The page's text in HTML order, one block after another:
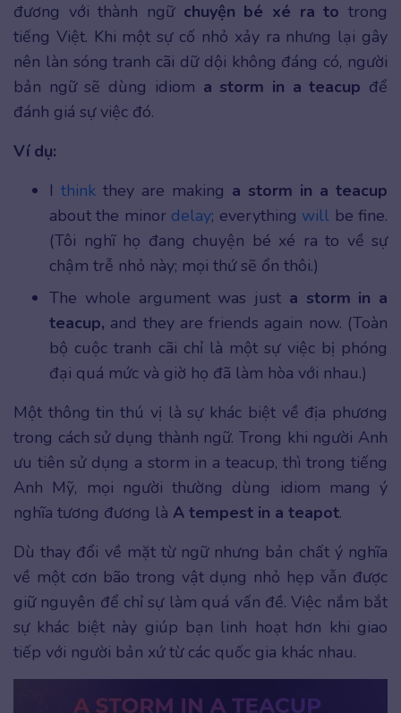
đương với thành ngữ chuyện bé xé ra to trong
tiếng Việt. Khi một sự cố nhỏ xảy ra nhưng lại gây
nên làn sóng tranh cãi dữ dội không đáng có, người
bản ngữ sẽ dùng idiom a storm in a teacup để
đánh giá sự việc đó.
Ví dụ:
I think they are making a storm in a teacup
about the minor delay; everything will be fine.
(Tôi nghĩ họ đang chuyện bé xé ra to về sự
chậm trễ nhỏ này; mọi thứ sẽ ổn thôi.)
The whole argument was just a storm in a
teacup, and they are friends again now. (Toàn
bộ cuộc tranh cãi chỉ là một sự việc bị phóng
đại quá mức và giờ họ đã làm hòa với nhau.)
Một thông tin thú vị là sự khác biệt về địa phương
trong cách sử dụng thành ngữ. Trong khi người Anh
ưu tiên sử dụng a storm in a teacup, thì trong tiếng
Anh Mỹ, mọi người thường dùng idiom mang ý
nghĩa tương đương là A tempest in a teapot.
Dù thay đổi về mặt từ ngữ nhưng bản chất ý nghĩa
về một cơn bão trong vật dụng nhỏ hẹp vẫn được
giữ nguyên để chỉ sự làm quá vấn đề. Việc nắm bắt
sự khác biệt này giúp bạn linh hoạt hơn khi giao
tiếp với người bản xứ từ các quốc gia khác nhau.